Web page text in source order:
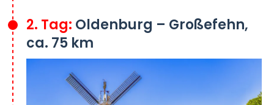
2. Tag: Oldenburg – Großefehn,
ca. 75 km